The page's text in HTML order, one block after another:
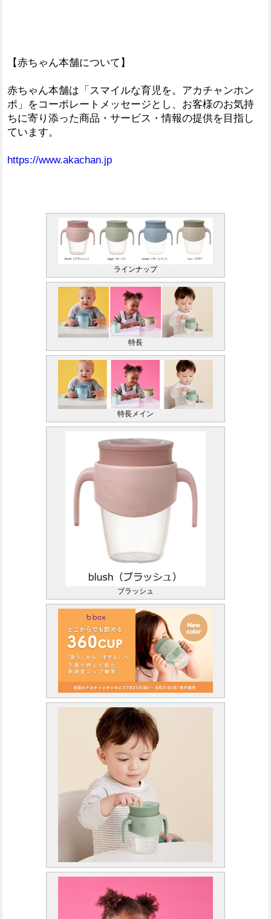
【赤ちゃん本舗について】
赤ちゃん本舗は「スマイルな育児を。アカチャンホン
ポ」をコーポレートメッセージとし、お客様のお気持
ちに寄り添った商品・サービス・情報の提供を目指し
ています。
https://www.akachan.jp
ラインナップ
特長
特長メイン
ブラッシュ